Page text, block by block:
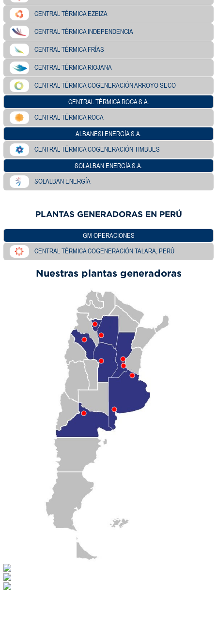
CENTRAL TÉRMICA EZEIZA
CENTRAL TÉRMICA INDEPENDENCIA
CENTRAL TÉRMICA FRÍAS
CENTRAL TÉRMICA RIOJANA
CENTRAL TÉRMICA COGENERACIÓN ARROYO SECO
CENTRAL TÉRMICA ROCA S.A.
CENTRAL TÉRMICA ROCA
ALBANESI ENERGÍA S.A.
CENTRAL TÉRMICA COGENERACIÓN TIMBUES
SOLALBAN ENERGÍA S.A.
SOLALBAN ENERGÍA
PLANTAS GENERADORAS EN PERÚ
GM OPERACIONES
CENTRAL TÉRMICA COGENERACIÓN TALARA, PERÚ
Nuestras plantas generadoras